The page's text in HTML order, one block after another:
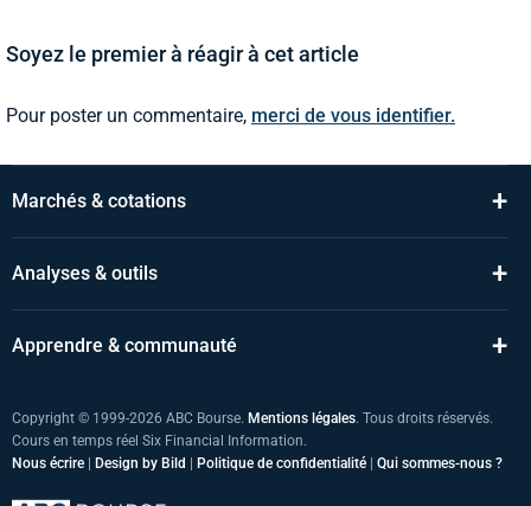
Soyez le premier à réagir à cet article
Pour poster un commentaire, merci de vous identifier.
Marchés & cotations +
Analyses & outils +
Apprendre & communauté +
Copyright © 1999-2026 ABC Bourse. Mentions légales. Tous droits réservés.
Cours en temps réel Six Financial Information.
Nous écrire | Design by Bild | Politique de confidentialité | Qui sommes-nous ?